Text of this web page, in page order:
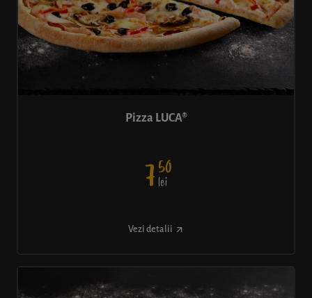
Pizza LUCA®
750
lei
Vezi detalii